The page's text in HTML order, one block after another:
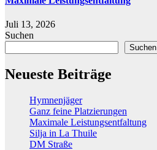
Juli 13, 2026
Suchen
Suchen
Neueste Beiträge
Hymnenjäger
Ganz feine Platzierungen
Maximale Leistungsentfaltung
Silja in La Thuile
DM Straße